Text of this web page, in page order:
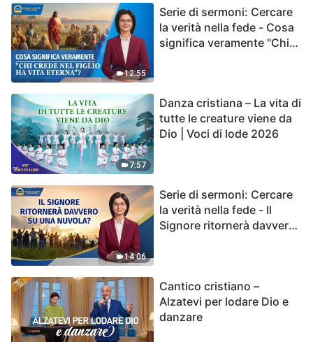
Regno di Dio?
12:55
Serie di sermoni: Cercare
la verità nella fede - Cosa
significa veramente "Chi
7:57
Danza cristiana – La vita di
tutte le creature viene da
Dio | Voci di lode 2026
14:06
Serie di sermoni: Cercare
la verità nella fede - Il
Signore ritornerà davvero
Cantico cristiano –
Alzatevi per lodare Dio e
danzare